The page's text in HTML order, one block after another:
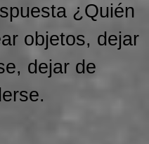
¿Quién
objetos, dejar
dejar de